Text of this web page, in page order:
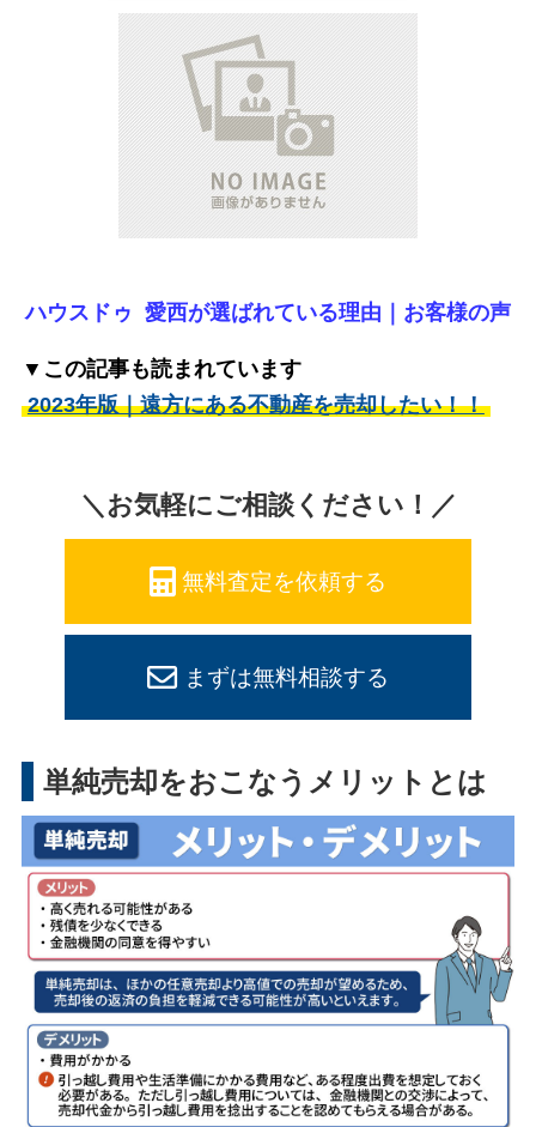
ハウスドゥ 愛西が選ばれている理由｜ お客様の声
▼この記事も読まれています
2023年版｜遠方にある不動産を売却したい！！
＼お気軽にご相談ください！／
無料査定を依頼する
まずは無料相談する
単純売却をおこなうメリットとは